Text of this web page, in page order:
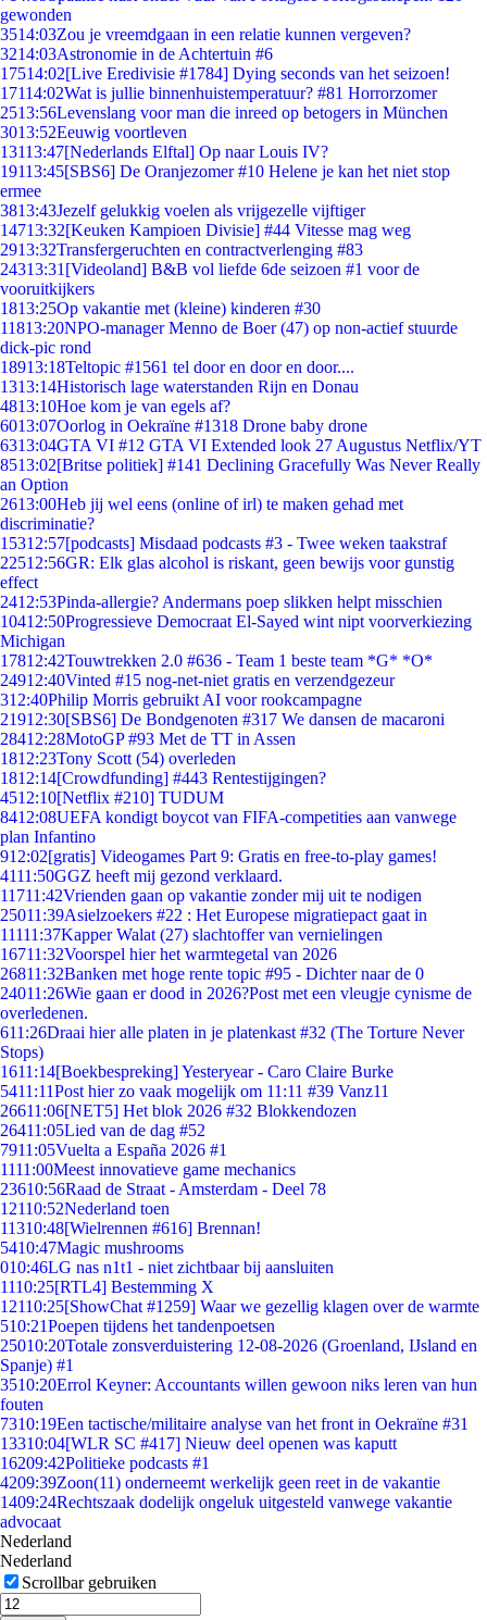
gewonden
3514:03Zou je vreemdgaan in een relatie kunnen vergeven?
3214:03Astronomie in de Achtertuin #6
17514:02[Live Eredivisie #1784] Dying seconds van het seizoen!
17114:02Wat is jullie binnenhuistemperatuur? #81 Horrorzomer
2513:56Levenslang voor man die inreed op betogers in München
3013:52Eeuwig voortleven
13113:47[Nederlands Elftal] Op naar Louis IV?
19113:45[SBS6] De Oranjezomer #10 Helene je kan het niet stop
ermee
3813:43Jezelf gelukkig voelen als vrijgezelle vijftiger
14713:32[Keuken Kampioen Divisie] #44 Vitesse mag weg
2913:32Transfergeruchten en contractverlenging #83
24313:31 [Videoland] B&B vol liefde 6de seizoen #1 voor de
vooruitkijkers
1813:25Op vakantie met (kleine) kinderen #30
11813:20NPO-manager Menno de Boer (47) op non-actief stuurde
dick-pic rond
18913:18Teltopic #1561 tel door en door en door....
1313:14Historisch lage waterstanden Rijn en Donau
4813:10Hoe kom je van egels af?
6013:07Oorlog in Oekraïne #1318 Drone baby drone
6313:04GTA VI #12 GTA VI Extended look 27 Augustus Netflix/YT
8513:02[Britse politiek] #141 Declining Gracefully Was Never Really
an Option
2613:00Heb jij wel eens (online of irl) te maken gehad met
discriminatie?
15312:57[podcasts] Misdaad podcasts #3 - Twee weken taakstraf
22512:56GR: Elk glas alcohol is riskant, geen bewijs voor gunstig
effect
2412:53Pinda-allergie? Andermans poep slikken helpt misschien
10412:50Progressieve Democraat El-Sayed wint nipt voorverkiezing
Michigan
17812:42Touwtrekken 2.0 #636 - Team 1 beste team *G* *O*
24912:40Vinted #15 nog-net-niet gratis en verzendgezeur
312:40Philip Morris gebruikt AI voor rookcampagne
21912:30[SBS6] De Bondgenoten #317 We dansen de macaroni
28412:28MotoGP #93 Met de TT in Assen
1812:23Tony Scott (54) overleden
1812:14[Crowdfunding] #443 Rentestijgingen?
4512:10[Netflix #210] TUDUM
8412:08UEFA kondigt boycot van FIFA-competities aan vanwege
plan Infantino
912:02[gratis] Videogames Part 9: Gratis en free-to-play games!
4111:50GGZ heeft mij gezond verklaard.
11711:42Vrienden gaan op vakantie zonder mij uit te nodigen
25011:39Asielzoekers #22 : Het Europese migratiepact gaat in
11111:37Kapper Walat (27) slachtoffer van vernielingen
16711:32Voorspel hier het warmtegetal van 2026
26811:32Banken met hoge rente topic #95 - Dichter naar de 0
24011:26Wie gaan er dood in 2026?Post met een vleugje cynisme de
overledenen.
611:26Draai hier alle platen in je platenkast #32 (The Torture Never
Stops)
1611:14[Boekbespreking] Yesteryear - Caro Claire Burke
5411:11Post hier zo vaak mogelijk om 11:11 #39 Vanz11
26611:06[NET5] Het blok 2026 #32 Blokkendozen
26411:05Lied van de dag #52
7911:05Vuelta a España 2026 #1
1111:00Meest innovatieve game mechanics
23610:56Raad de Straat - Amsterdam - Deel 78
12110:52Nederland toen
11310:48[Wielrennen #616] Brennan!
5410:47Magic mushrooms
010:46LG nas n1t1 - niet zichtbaar bij aansluiten
1110:25[RTL4] Bestemming X
12110:25[ShowChat #1259] Waar we gezellig klagen over de warmte
510:21Poepen tijdens het tandenpoetsen
25010:20Totale zonsverduistering 12-08-2026 (Groenland, IJsland en
Spanje) #1
3510:20Errol Keyner: Accountants willen gewoon niks leren van hun
fouten
7310:19Een tactische/militaire analyse van het front in Oekraïne #31
13310:04[WLR SC #417] Nieuw deel openen was kaputt
16209:42Politieke podcasts #1
4209:39Zoon(11) onderneemt werkelijk geen reet in de vakantie
1409:24Rechtszaak dodelijk ongeluk uitgesteld vanwege vakantie
advocaat
Nederland
Nederland
Scrollbar gebruiken